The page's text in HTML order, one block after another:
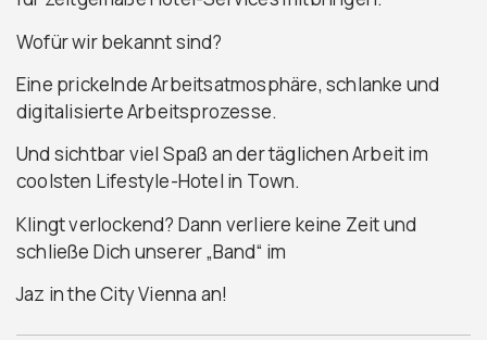
Wofür wir bekannt sind?
Eine prickelnde Arbeitsatmosphäre, schlanke und
digitalisierte Arbeitsprozesse.
Und sichtbar viel Spaß an der täglichen Arbeit im
coolsten Lifestyle-Hotel in Town.
Klingt verlockend? Dann verliere keine Zeit und
schließe Dich unserer „Band“ im
Jaz in the City Vienna an!